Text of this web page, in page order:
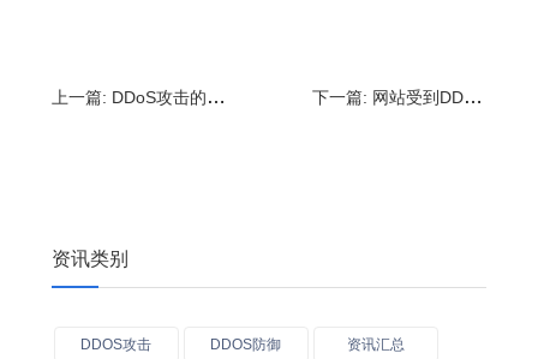
上一篇: DDoS攻击的防护措施,服务器防止DDoS攻击 下一篇: 网站受到DDOS攻击怎么办?DDOS攻击网站能不能被防御
资讯类别
DDOS攻击 DDOS防御 资讯汇总